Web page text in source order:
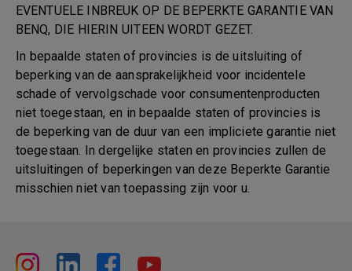
EVENTUELE INBREUK OP DE BEPERKTE GARANTIE VAN
BENQ, DIE HIERIN UITEEN WORDT GEZET.
In bepaalde staten of provincies is de uitsluiting of
beperking van de aansprakelijkheid voor incidentele
schade of vervolgschade voor consumentenproducten
niet toegestaan, en in bepaalde staten of provincies is
de beperking van de duur van een impliciete garantie niet
toegestaan. In dergelijke staten en provincies zullen de
uitsluitingen of beperkingen van deze Beperkte Garantie
misschien niet van toepassing zijn voor u.